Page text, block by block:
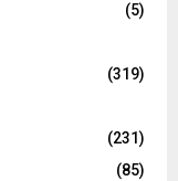
(5)
(319)
(231)
(85)